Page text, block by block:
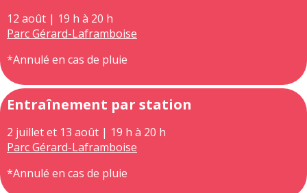
12 août | 19 h à 20 h
Parc Gérard-Laframboise
*Annulé en cas de pluie
Entraînement par station
2 juillet et 13 août | 19 h à 20 h
Parc Gérard-Laframboise
*Annulé en cas de pluie